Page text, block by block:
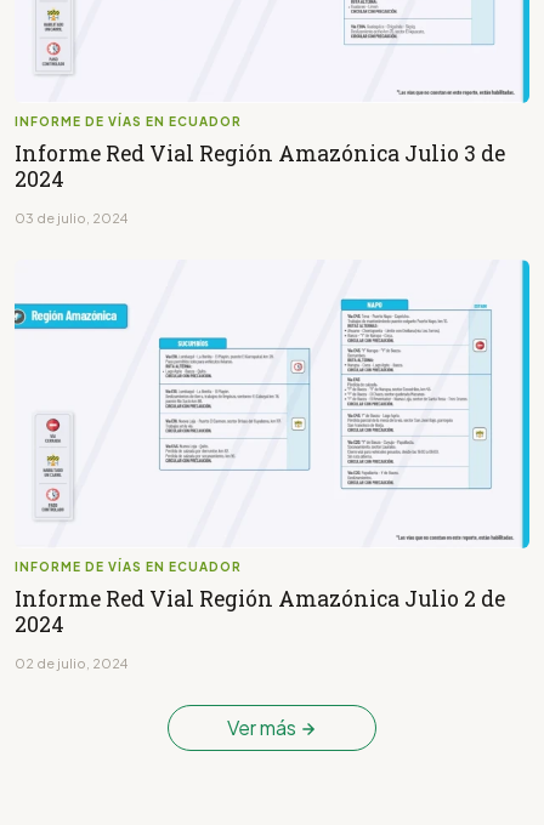
INFORME DE VÍAS EN ECUADOR
Informe Red Vial Región Amazónica Julio 3 de
2024
03 de julio, 2024
INFORME DE VÍAS EN ECUADOR
Informe Red Vial Región Amazónica Julio 2 de
2024
02 de julio, 2024
Ver más